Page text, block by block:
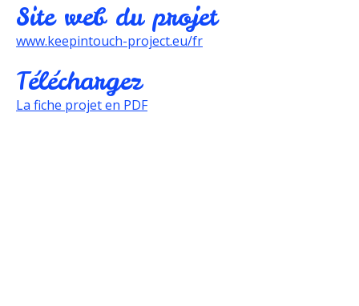
Site web du projet
www.keepintouch-project.eu/fr
Téléchargez
La fiche projet en PDF